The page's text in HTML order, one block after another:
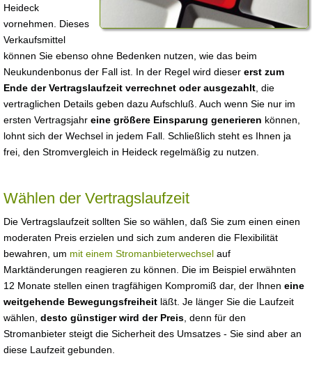
Heideck
vornehmen. Dieses
Verkaufsmittel
können Sie ebenso ohne Bedenken nutzen, wie das beim
Neukundenbonus der Fall ist. In der Regel wird dieser erst zum
Ende der Vertragslaufzeit verrechnet oder ausgezahlt , die
vertraglichen Details geben dazu Aufschluß. Auch wenn Sie nur im
ersten Vertragsjahr eine größere Einsparung generieren können,
lohnt sich der Wechsel in jedem Fall. Schließlich steht es Ihnen ja
frei, den Stromvergleich in Heideck regelmäßig zu nutzen.
Wählen der Vertragslaufzeit
Die Vertragslaufzeit sollten Sie so wählen, daß Sie zum einen einen
moderaten Preis erzielen und sich zum anderen die Flexibilität
bewahren, um mit einem Stromanbieterwechsel auf
Marktänderungen reagieren zu können. Die im Beispiel erwähnten
12 Monate stellen einen tragfähigen Kompromiß dar, der Ihnen eine
weitgehende Bewegungsfreiheit läßt. Je länger Sie die Laufzeit
wählen, desto günstiger wird der Preis , denn für den
Stromanbieter steigt die Sicherheit des Umsatzes - Sie sind aber an
diese Laufzeit gebunden.